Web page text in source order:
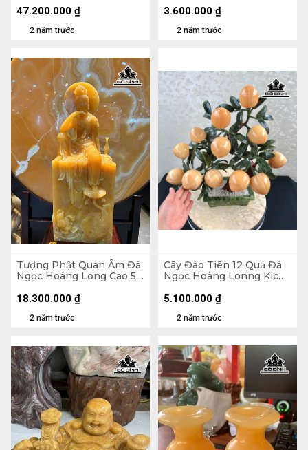
2 năm trước
47.200.000 ₫
2 năm trước
3.600.000 ₫
Tượng Phật Quan Âm Đá
Ngọc Hoàng Long Cao 54
(cm)
2 năm trước
18.300.000 ₫
Cây Đào Tiên 12 Quả Đá
Ngọc Hoàng Lonng Kích
8,2kg
2 năm trước
5.100.000 ₫